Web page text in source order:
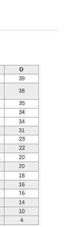
О
39
38
35
34
34
31
23
22
20
20
18
16
16
14
10
4